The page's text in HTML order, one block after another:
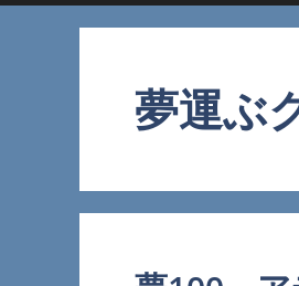
へ
夢運ぶ